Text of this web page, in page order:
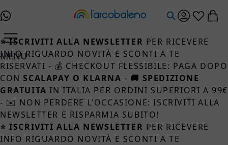
MENU
⭐ ISCRIVITI ALLA NEWSLETTER PER RICEVERE
INFO RIGUARDO NOVITÀ E SCONTI A TE
RISERVATI - 💰 CHECKOUT FLESSIBILE: PAGA DOPO
CON SCALAPAY O KLARNA - 🚚 SPEDIZIONE
GRATUITA IN ITALIA PER ORDINI SUPERIORI A 99€
- ✉️ NON PERDERE L’OCCASIONE: ISCRIVITI ALLA
NEWSLETTER E RISPARMIA SUBITO!
⭐ ISCRIVITI ALLA NEWSLETTER PER RICEVERE
INFO RIGUARDO NOVITÀ E SCONTI A TE